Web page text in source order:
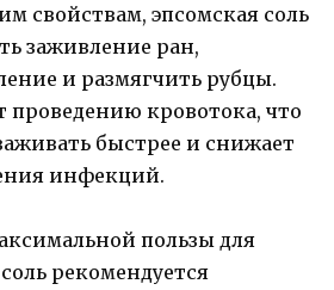
свойствам, эпсомская соль
заживление ран,
и размягчить рубцы.
проведению кровотока, что
быстрее и снижает
инфекций.
пользы для
рекомендуется